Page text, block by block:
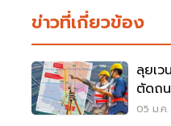
ข่าวที่เกี่ยวข้อง
ลุยเ
ตัดถ
บาง
05 ม.ค